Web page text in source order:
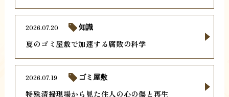
夏のゴミ屋敷で加速する腐敗の科学
2026.07.20 知識
特殊清掃現場から見た住人の心の傷と再生
2026.07.19 ゴミ屋敷